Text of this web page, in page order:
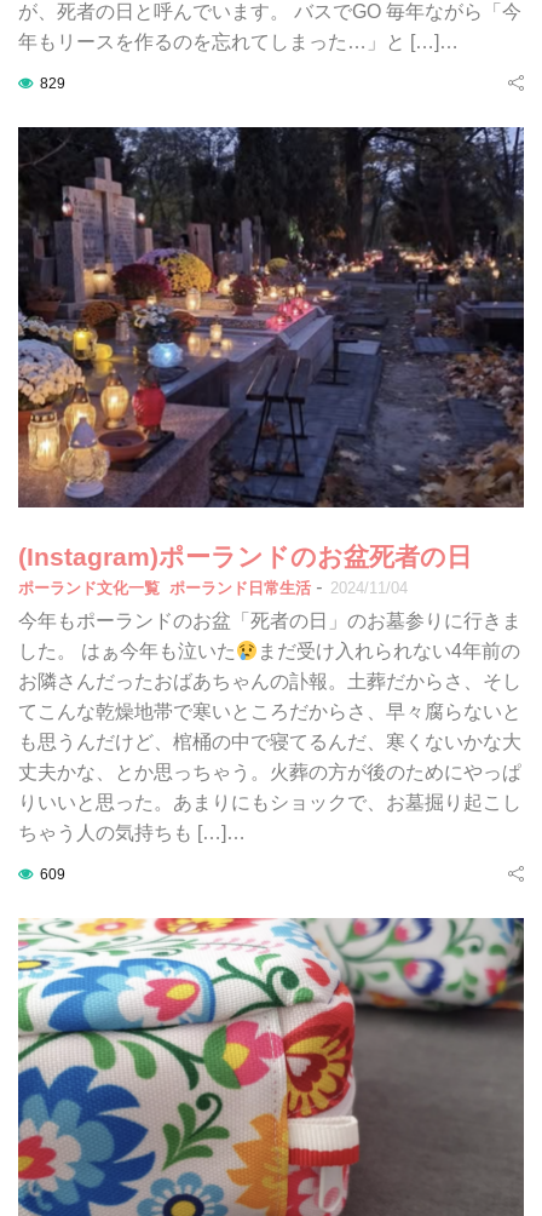
が、死者の日と呼んでいます。 バスでGO 毎年ながら「今
年もリースを作るのを忘れてしまった…」と […]…
829
(Instagram)ポーランドのお盆死者の日
ポーランド文化一覧 ポーランド日常生活 - 2024/11/04
今年もポーランドのお盆「死者の日」のお墓参りに行きま
した。 はぁ今年も泣いた
まだ受け入れられない4年前の
お隣さんだったおばあちゃんの訃報。土葬だからさ、そし
てこんな乾燥地帯で寒いところだからさ、早々腐らないと
も思うんだけど、棺桶の中で寝てるんだ、寒くないかな大
丈夫かな、とか思っちゃう。火葬の方が後のためにやっぱ
りいいと思った。あまりにもショックで、お墓掘り起こし
ちゃう人の気持ちも […]…
609